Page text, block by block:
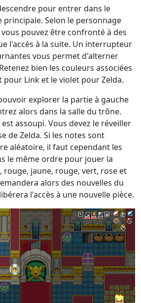
pour entrer dans le
Selon le personnage
pouvez être confronté à des
l'accès à la suite. Un interrupteur
vous permet d'alterner
bien les couleurs associées
pour Link et le violet pour Zelda.
explorer la partie à gauche
alors dans la salle du trône.
assoupi. Vous devez le réveiller
de Zelda. Si les notes sont
aléatoire, il faut cependant les
le même ordre pour jouer la
rouge, jaune, rouge, vert, rose et
alors des nouvelles du
l'accès à une nouvelle pièce.